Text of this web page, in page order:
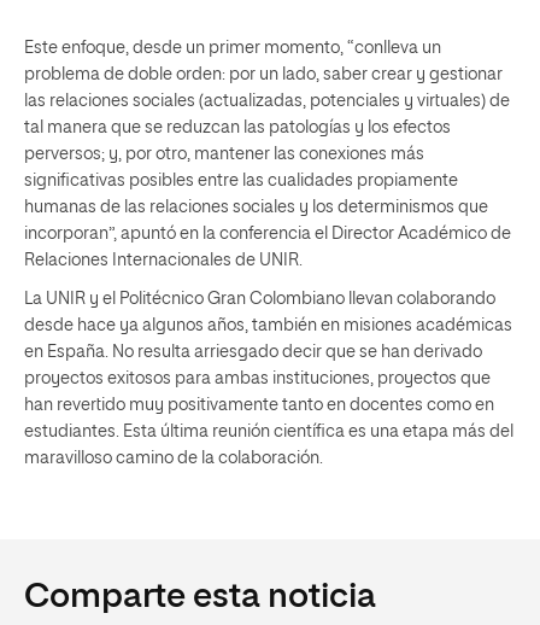
Este enfoque, desde un primer momento, “conlleva un
problema de doble orden: por un lado, saber crear y gestionar
las relaciones sociales (actualizadas, potenciales y virtuales) de
tal manera que se reduzcan las patologías y los efectos
perversos; y, por otro, mantener las conexiones más
significativas posibles entre las cualidades propiamente
humanas de las relaciones sociales y los determinismos que
incorporan”, apuntó en la conferencia el Director Académico de
Relaciones Internacionales de UNIR.
La UNIR y el Politécnico Gran Colombiano llevan colaborando
desde hace ya algunos años, también en misiones académicas
en España. No resulta arriesgado decir que se han derivado
proyectos exitosos para ambas instituciones, proyectos que
han revertido muy positivamente tanto en docentes como en
estudiantes. Esta última reunión científica es una etapa más del
maravilloso camino de la colaboración.
Comparte esta noticia